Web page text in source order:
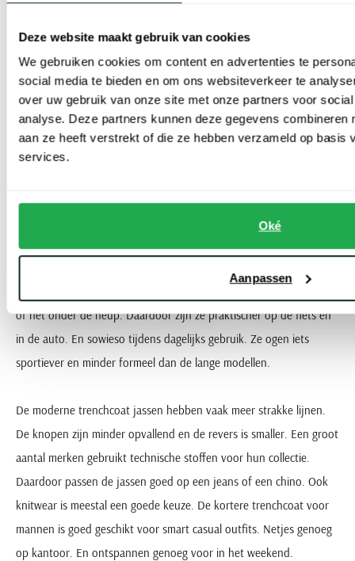
Deze website maakt gebruik van cookies
We gebruiken cookies om content en advertenties te
social media te bieden en om ons websiteverkeer te
over uw gebruik van onze site met onze partners voor
analyse. Deze partners kunnen deze gegevens combineren
aan ze heeft verstrekt of die ze hebben verzameld op basis
services.
Oké
Aanpassen
colbert of een dikkere trui eronder.
Maar, pas op met een te grote trenchcoat. Het is een
veelgemaakte fout om de jas te ruim te kopen. Dat lijkt praktisch,
maar het maakt de jas vormloos. De trenchcoat mag ruimte
hebben, maar moet structuur houden. De jas moet er vooral voor
Kenmerken van korte en moderne trenchcoats
of net onder de heup. Daardoor zijn ze praktischer op de fiets en
in de auto. En sowieso tijdens dagelijks gebruik. Ze ogen iets
sportiever en minder formeel dan de lange modellen.
De moderne trenchcoat jassen hebben vaak meer strakke lijnen.
De knopen zijn minder opvallend en de revers is smaller. Een groot
aantal merken gebruikt technische stoffen voor hun collectie.
Daardoor passen de jassen goed op een jeans of een chino. Ook
knitwear is meestal een goede keuze. De kortere trenchcoat voor
mannen is goed geschikt voor smart casual outfits. Netjes genoeg
op kantoor. En ontspannen genoeg voor in het weekend.